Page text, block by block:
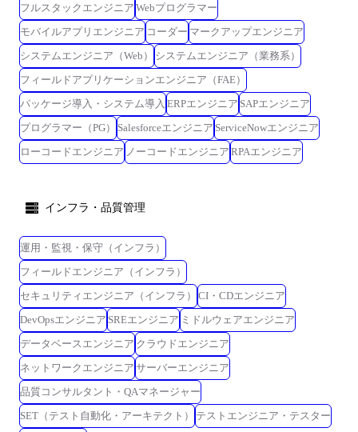
フルスタックエンジニア Webプログラマー
モバイルアプリエンジニア コーダー マークアップエンジニア
システムエンジニア（Web）
システムエンジニア（業務系）
フィールドアプリケーションエンジニア（FAE）
パッケージ導入・システム導入 ERPエンジニア SAPエンジニア
プログラマー（PG）
Salesforceエンジニア ServiceNowエンジニア
ローコードエンジニア ノーコードエンジニア RPAエンジニア
インフラ・品質管理
運用・監視・保守（インフラ）
フィールドエンジニア（インフラ）
セキュリティエンジニア（インフラ）
CI・CDエンジニア
DevOpsエンジニア SREエンジニア ミドルウェアエンジニア
データベースエンジニア クラウドエンジニア
ネットワークエンジニア サーバーエンジニア
品質コンサルタント・QAマネージャー
SET（テスト自動化・アーキテクト）
テストエンジニア・テスター